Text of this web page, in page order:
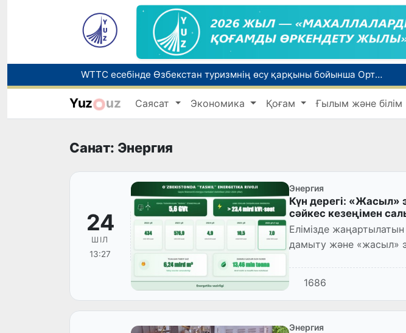
WTTC есебінде Өзбекстан туризмнің өсу қарқыны бойынша Орталық Азияда бірінші орынға шықты
Мүмкіндігі шектеулі талапкерлерге қабылдау емтихандарында қосымша уақыт беріледі
Беларусьтен Өзбекстанға екінші тікелей жүк пойызы жөнелтілді
Жарты жылда Өзбекстанда қанша егіз сәби дүниеге келді?
Yuz uz Саясат Экономика Қоғам Ғылым және білім
Санат: Энергия
24
ШІЛ
13:27
Энергия
Күн дерегі: «Жасыл»
сәйкес кезеңімен
Елімізде
дамыту және «жасыл»
1686
Энергия